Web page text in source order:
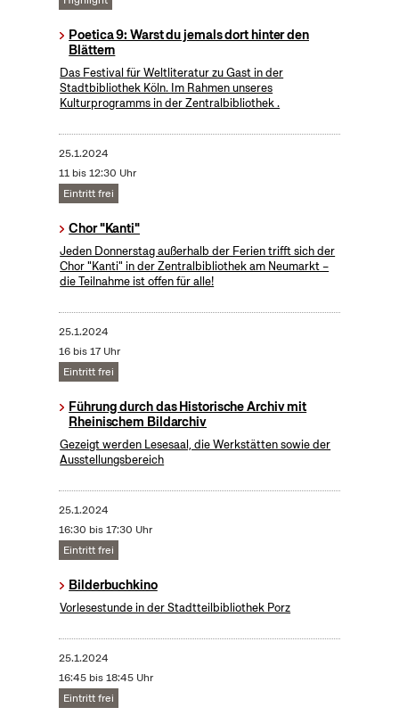
Poetica 9: Warst du jemals dort hinter den
Blättern
Das Festival für Weltliteratur zu Gast in der
Stadtbibliothek Köln. Im Rahmen unseres
Kulturprogramms in der Zentralbibliothek .
25.1.2024
11 bis 12:30 Uhr
Eintritt frei
Chor "Kanti"
Jeden Donnerstag außerhalb der Ferien trifft sich der
Chor "Kanti" in der Zentralbibliothek am Neumarkt –
die Teilnahme ist offen für alle!
25.1.2024
16 bis 17 Uhr
Eintritt frei
Führung durch das Historische Archiv mit
Rheinischem Bildarchiv
Gezeigt werden Lesesaal, die Werkstätten sowie der
Ausstellungsbereich
25.1.2024
16:30 bis 17:30 Uhr
Eintritt frei
Bilderbuchkino
Vorlesestunde in der Stadtteilbibliothek Porz
25.1.2024
16:45 bis 18:45 Uhr
Eintritt frei